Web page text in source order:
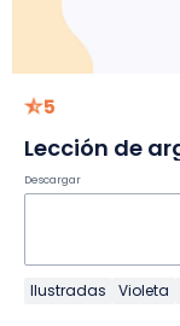
5
Descargar
Ilustradas Violeta